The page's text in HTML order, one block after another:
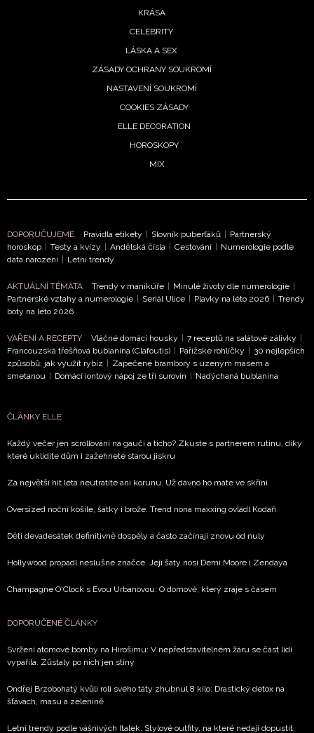
NEWSLETTER
ODESLAT
podmínkami společnosti BurdaMedia Extra s.r.o.a
potvrzujete, že jste se seznámili seZásadami
ochrany soukromí- BurdaMedia Extra s.r.o. bude s
vyhodnocení akce a zasílání novinek.
informace od našich partnerů? Pokud souhlasíte se
soukromí BurdaMedia Extra s.r.o., zaškrtněte toto pole.
KRÁSA
CELEBRITY
LÁSKA A SEX
ZÁSADY OCHRANY SOUKROMÍ
NASTAVENÍ SOUKROMÍ
COOKIES ZÁSADY
ELLE DECORATION
HOROSKOPY
MIX
DOPORUČUJEME Pravidla etikety Slovník puberťáků
Partnerský
horoskop
Testy a kvízy Andělská čísla Cestování
Numerologie podle
data narození
Letní trendy
AKTUÁLNÍ TÉMATA Trendy v manikúře Minulé životy dle numerologie
Partnerské vztahy a numerologie
Seriál Ulice Plavky na léto 2026
Trendy
boty na léto 2026
VAŘENÍ A RECEPTY Vláčné domácí housky 7 receptů na salátové zálivky
Francouzská třešňová bublanina (Clafoutis)
Pařížské rohlíčky
30 nejlepších
způsobů, jak využít rybíz
Zapečené brambory s uzeným masem a
smetanou
Domácí iontový nápoj ze tří surovin Nadýchaná bublanina
ČLÁNKY ELLE
Každý večer jen scrollování na gauči a ticho? Zkuste s partnerem rutinu, díky
které uklidíte dům i zažehnete starou jiskru
Za největší hit léta neutratíte ani korunu. Už dávno ho máte ve skříni
Oversized noční košile, šátky i brože. Trend nona maxxing ovládl Kodaň
Děti devadesátek definitivně dospěly a často začínají znovu od nuly
Hollywood propadl neslušné značce. Její šaty nosí Demi Moore i Zendaya
Champagne O'Clock s Evou Urbanovou: O domově, který zraje s časem
DOPORUČENÉ ČLÁNKY
Svržení atomové bomby na Hirošimu: V nepředstavitelném žáru se část lidí
vypařila. Zůstaly po nich jen stíny
Ondřej Brzobohatý kvůli roli svého táty zhubnul 8 kilo: Drastický detox na
šťávách, masu a zelenině
Letní trendy podle vášnivých Italek. Stylové outfity, na které nedají dopustit,